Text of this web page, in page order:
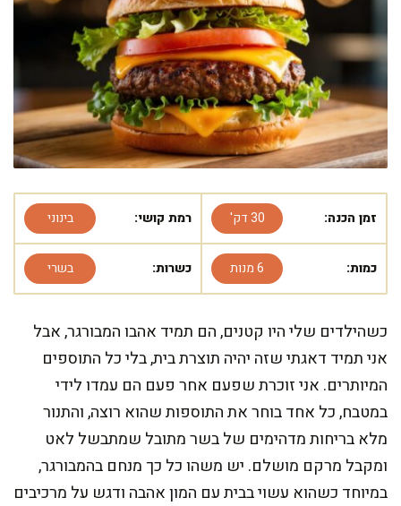
זמן הכנה: 30 דק' רמת קושי: בינוני
כמות: 6 מנות כשרות: בשרי
כשהילדים שלי היו קטנים, הם תמיד אהבו המבורגר, אבל
אני תמיד דאגתי שזה יהיה תוצרת בית, בלי כל התוספים
המיותרים. אני זוכרת שפעם אחר פעם הם עמדו לידי
במטבח, כל אחד בוחר את התוספות שהוא רוצה, והתנור
מלא בריחות מדהימים של בשר מתובל שמתבשל לאט
ומקבל מרקם מושלם. יש משהו כל כך מנחם בהמבורגר,
במיוחד כשהוא עשוי בבית עם המון אהבה ודגש על מרכיבים